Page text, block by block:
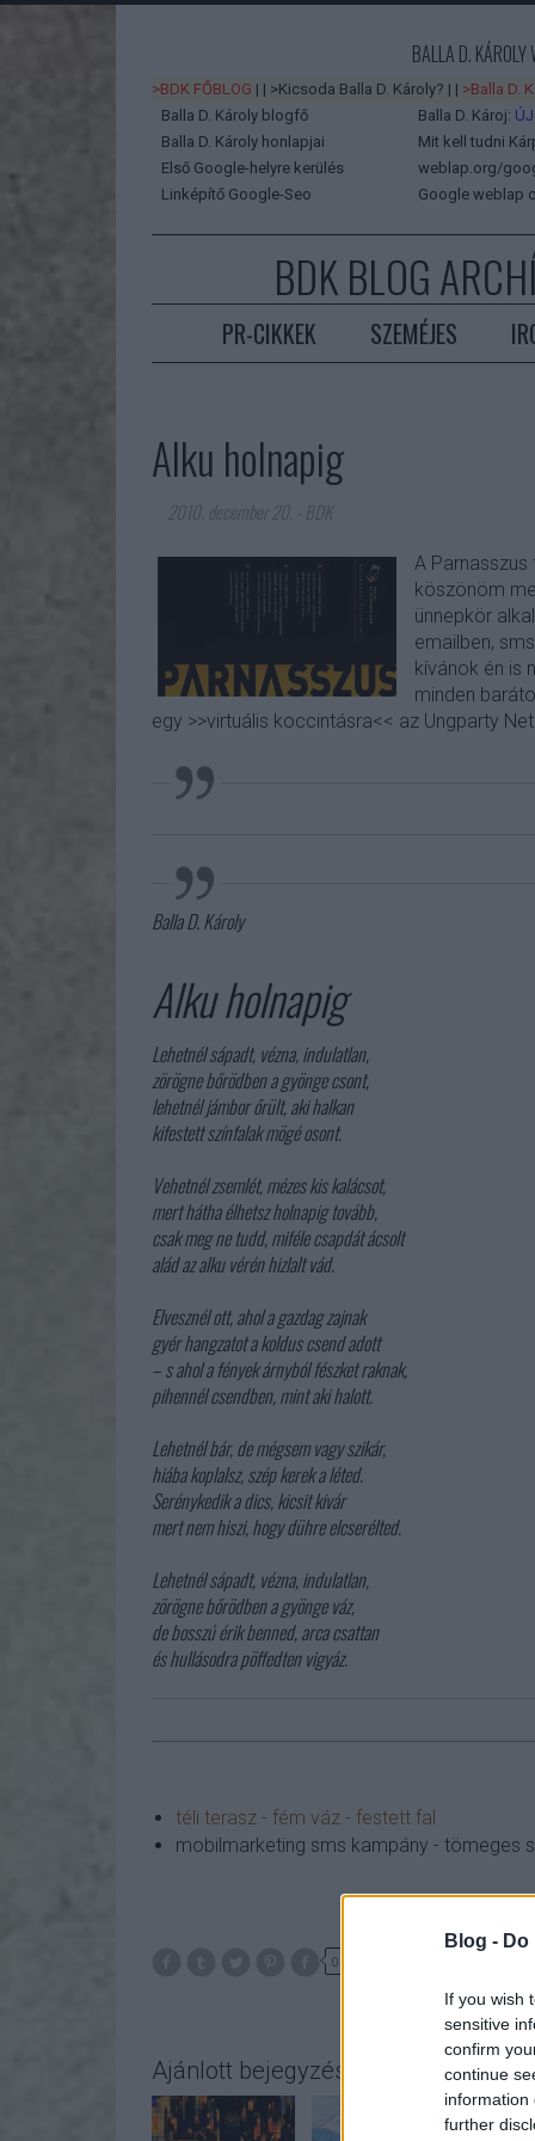
Blog -
If you wish
sensitive
confirm
continue
information
further
BALLA D.
>BDK FŐBLOG | | >Kicsoda Balla D. Károly? | | >Balla D.
Balla D. Károly blogfő
Balla D. Károj:
Balla D. Károly honlapjai
Mit kell tudni
Első Google-helyre kerülés
weblap.org/
Linképítő Google-Seo
Google weblap
BDK BLOG
PR-CIKKEK SZEMÉJES
Alku holnapig
2010. december 20. BDK
A
köszönöm
ünnepkör
emailben,
kívánok én is
minden
egy >>virtuális koccintásra<< az Ungparty
Balla D. Károly
Alku holnapig
Lehetnél sápadt, vézna, indulatlan,
zörögne bőrödben a gyönge csont,
lehetnél jámbor őrült, aki halkan
kifestett színfalak mögé osont.
Vehetnél zsemlét, mézes kis kalácsot,
mert hátha élhetsz holnapig tovább,
csak meg ne tudd, miféle csapdát ácsolt
alád az alku vérén hizlalt vád.
Elvesznél ott, ahol a gazdag zajnak
gyér hangzatot a koldus csend adott
– s ahol a fények árnyból fészket raknak,
pihennél csendben, mint aki halott.
Lehetnél bár, de mégsem vagy szikár,
hiába koplalsz, szép kerek a léted.
Serénykedik a dics, kicsit kivár
mert nem hiszi, hogy dühre elcserélted.
Lehetnél sápadt, vézna, indulatlan,
zörögne bőrödben a gyönge váz,
de bosszú érik benned, arca csattan
és hullásodra pöffedten vigyáz.
téli terasz - fém váz - festett fal
mobilmarketing sms kampány - tömeges
0
Ajánlott bejegyzések: